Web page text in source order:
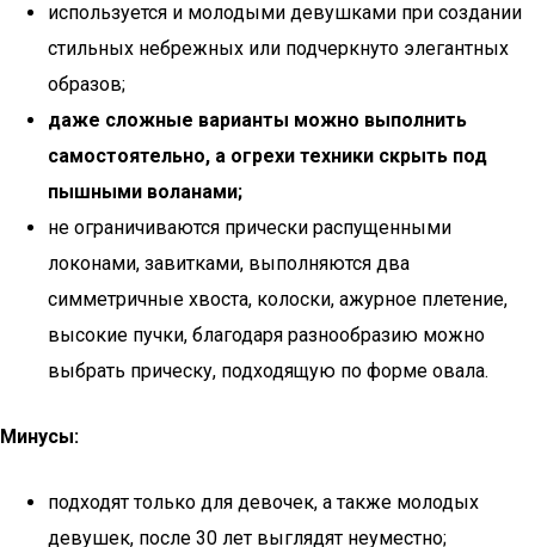
используется и молодыми девушками при создании
стильных небрежных или подчеркнуто элегантных
образов;
даже сложные варианты можно выполнить
самостоятельно, а огрехи техники скрыть под
пышными воланами;
не ограничиваются прически распущенными
локонами, завитками, выполняются два
симметричные хвоста, колоски, ажурное плетение,
высокие пучки, благодаря разнообразию можно
выбрать прическу, подходящую по форме овала.
Минусы:
подходят только для девочек, а также молодых
девушек, после 30 лет выглядят неуместно;